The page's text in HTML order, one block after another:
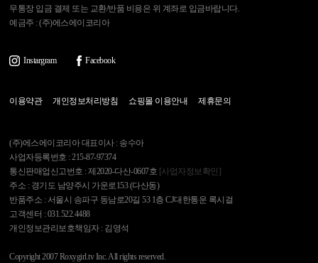
무통장 입금 결제 또는 교환/반품 비용은 위 계좌로 입금바랍니다.
예금주 : (주)에스에이코리아
Instargram Facebook
이용약관 개인정보처리방침 쇼핑몰 이용안내 제휴문의
(주)에스에이코리아 대표이사 : 송수아
사업자등록번호 : 215-87-97374
통신판매업신고번호 : 제2020-다산-0607호 [사업자정보확인]
주소 : 경기도 남양주시 가운로153 (다산동)
반품주소 : 서울시 송파구 동남로20길 53 1층 CJ대한통운 록시걸
고객센터 : 031.522.4488
개인정보관리보호책임자 : 김영석
Copyright 2007 Roxygirl.tv Inc. All rights reserved.